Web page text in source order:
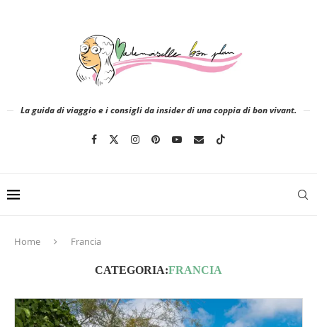
La guida di viaggio e i consigli da insider di una coppia di bon vivant.
Home Francia
CATEGORIA:FRANCIA